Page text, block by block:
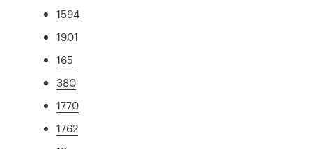
1594
1901
165
380
1770
1762